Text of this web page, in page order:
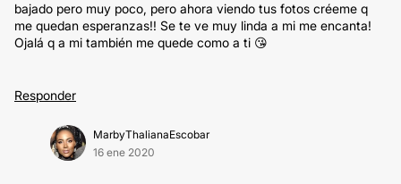
bajado pero muy poco, pero ahora viendo tus fotos créeme q
me quedan esperanzas!! Se te ve muy linda a mi me encanta!
Ojalá q a mi también me quede como a ti 😘
Responder
MarbyThalianaEscobar
16 ene 2020